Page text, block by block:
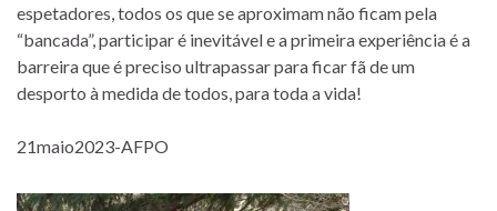
espetadores, todos os que se aproximam não ficam pela
“bancada”, participar é inevitável e a primeira experiência é a
barreira que é preciso ultrapassar para ficar fã de um
desporto à medida de todos, para toda a vida!
21maio2023-AFPO